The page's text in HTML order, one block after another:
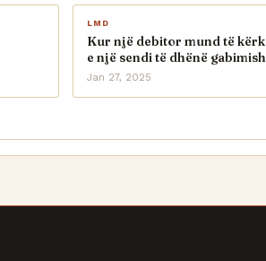
LMD
Kur një debitor mund të
e një sendi të dhënë
Jan 27, 2025